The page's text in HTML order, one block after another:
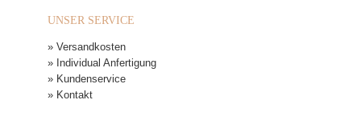
UNSER SERVICE
» Versandkosten
» Individual Anfertigung
» Kundenservice
» Kontakt